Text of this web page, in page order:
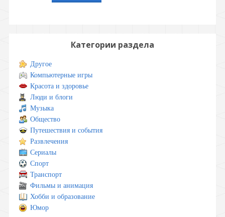
Категории раздела
Другое
Компьютерные игры
Красота и здоровье
Люди и блоги
Музыка
Общество
Путешествия и события
Развлечения
Сериалы
Спорт
Транспорт
Фильмы и анимация
Хобби и образование
Юмор